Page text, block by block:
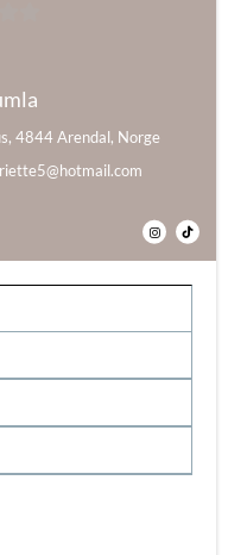
4844 Arendal, Norge